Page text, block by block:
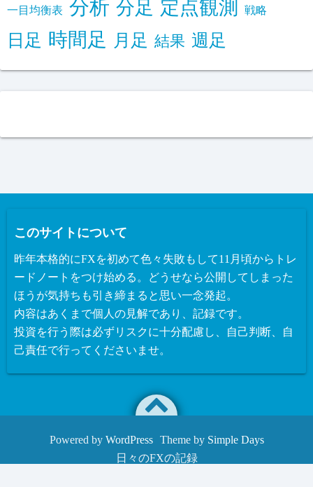
一目均衡表 分析 分足 定点観測 戦略
日足 時間足 月足 結果 週足
このサイトについて
昨年本格的にFXを初めて色々失敗もして11月頃からトレ
ードノートをつけ始める。どうせなら公開してしまった
ほうが気持ちも引き締まると思い一念発起。
内容はあくまで個人の見解であり、記録です。
投資を行う際は必ずリスクに十分配慮し、自己判断、自
己責任で行ってくださいませ。
Powered by WordPress Theme by Simple Days
日々のFXの記録